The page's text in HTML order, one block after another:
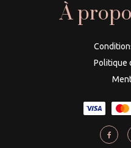
À
Politique